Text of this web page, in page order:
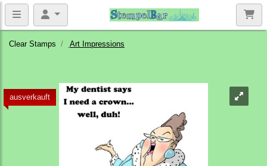
Clear Stamps Art Impressions
ausverkauft